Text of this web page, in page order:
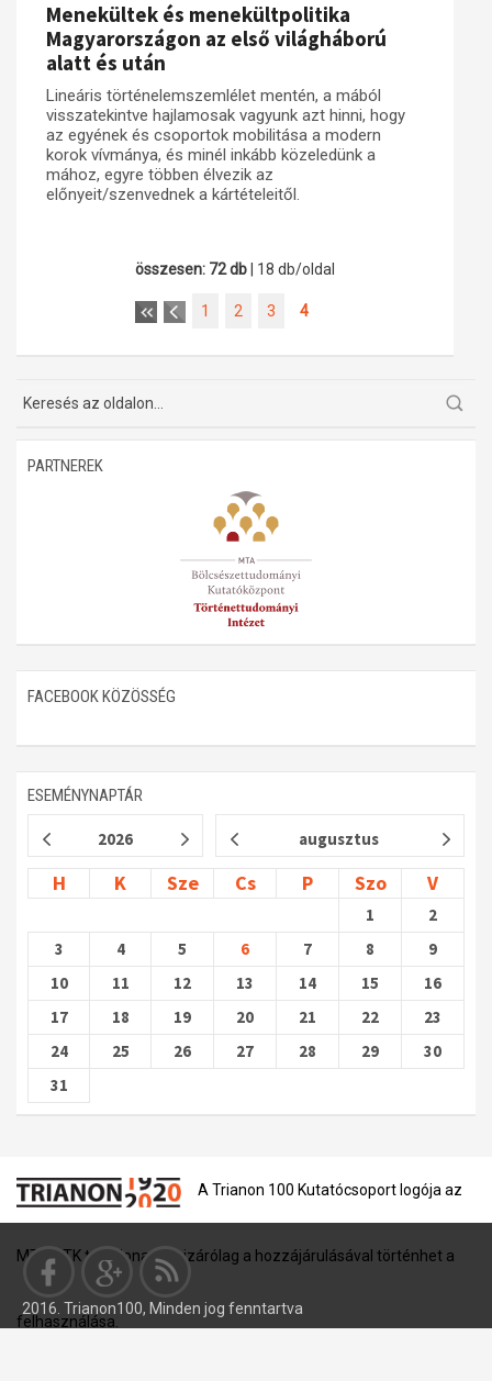
Menekültek és menekültpolitika
Magyarországon az első világháború
alatt és után
Lineáris történelemszemlélet mentén, a mából
visszatekintve hajlamosak vagyunk azt hinni, hogy
az egyének és csoportok mobilitása a modern
korok vívmánya, és minél inkább közeledünk a
mához, egyre többen élvezik az
előnyeit/szenvednek a kártételeitől.
összesen: 72 db | 18 db/oldal
1 2 3 4
PARTNEREK
FACEBOOK KÖZÖSSÉG
ESEMÉNYNAPTÁR
2026 augusztus
H K Sze Cs P Szo V
1
2
3
4 5 6 7 8
9
10
11 12 13 14 15
16
17
18 19 20 21 22
23
24
25 26 27 28 29
30
31
A Trianon 100 Kutatócsoport logója az
MTA BTK tulajdona, és kizárólag a hozzájárulásával történhet a
felhasználása.
2016. Trianon100, Minden jog fenntartva